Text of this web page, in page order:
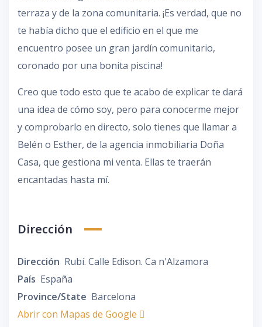
terraza y de la zona comunitaria. ¡Es verdad, que no
te había dicho que el edificio en el que me
encuentro posee un gran jardín comunitario,
coronado por una bonita piscina!
Creo que todo esto que te acabo de explicar te dará
una idea de cómo soy, pero para conocerme mejor
y comprobarlo en directo, solo tienes que llamar a
Belén o Esther, de la agencia inmobiliaria Doña
Casa, que gestiona mi venta. Ellas te traerán
encantadas hasta mí.
Dirección
Dirección Rubí. Calle Edison. Ca n'Alzamora
País España
Province/State Barcelona
Abrir con Mapas de Google